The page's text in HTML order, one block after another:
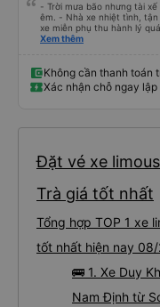
- Trời mưa bão nhưng tài
êm. - Nhà xe nhiệt tình,
xe miễn phụ thu hành lý
thích tài xế. Lái xe an toàn.
Xem thêm
Không cần thanh toán
Xác nhận chỗ ngay lập
Đặt vé xe
Trà giá tốt nhất
Tổng hợp TOP 1 xe
tốt nhất hiện nay
🚌 1. Xe Duy
Nam Định từ